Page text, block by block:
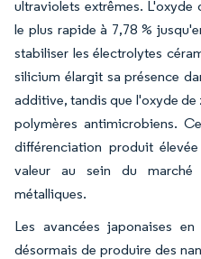
ultraviolets extrêmes.
le plus rapide à 7,78 %
stabiliser les électrolytes
silicium élargit sa présence
additive, tandis que l'oxyde de
polymères antimicrobiens.
différenciation produit
valeur au sein du marché
métalliques.
Les avancées japonaises
désormais de produire des